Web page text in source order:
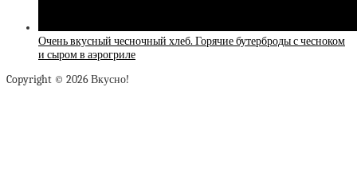
Очень вкусный чесночный хлеб. Горячие бутерброды с чесноком
и сыром в аэрогриле
Copyright © 2026 Вкусно!